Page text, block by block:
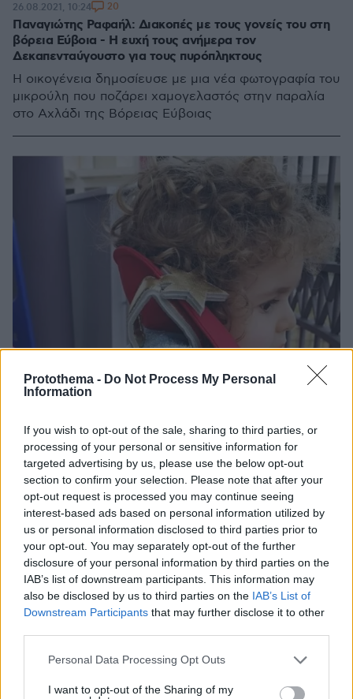
Protothema - Do Not Process My Personal
Information
If you wish to opt-out of the sale, sharing to third parties, or
processing of your personal or sensitive information for
targeted advertising by us, please use the below opt-out
section to confirm your selection. Please note that after your
opt-out request is processed you may continue seeing
interest-based ads based on personal information utilized by
us or personal information disclosed to third parties prior to
your opt-out. You may separately opt-out of the further
disclosure of your personal information by third parties on the
IAB’s list of downstream participants. This information may
also be disclosed by us to third parties on the IAB’s List of
Downstream Participants that may further disclose it to other
Please note that this website/app uses one or more Google
not limited to your visit or usage behaviour. You may click to
Personal Data Processing Opt Outs
I want to opt-out of the Sharing of my
Παναγιώτης Ραφαήλ: Διακοπές με τους γονείς του στη
βόρεια Εύβοια - Η ευχή τους ανήμερα τον
Δεκαπενταύγουστο για τους πυρόπληκτους
Η οικογένεια δημοσίευσε με μια νέα φωτογραφία του
μικρούλη που ποζάρει χαμογελαστός στην παραλία
στο Αχλάδι της Βόρειας Εύβοιας
26.08.2021, 10:24 20
Ο Παναγιώτης - Ραφαήλ ντύθηκε «Μικρός Πρίγκιπας» κι
έστειλε το δικό του μήνυμα
Οι γονείς του ανέβασαν σχετική φωτογραφία στο
Facebook
15.03.2021, 15:57 11